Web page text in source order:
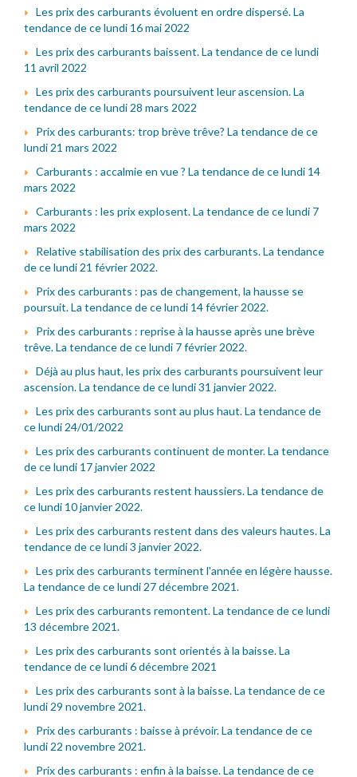
Les prix des carburants évoluent en ordre dispersé. La
tendance de ce lundi 16 mai 2022
Les prix des carburants baissent. La tendance de ce lundi
11 avril 2022
Les prix des carburants poursuivent leur ascension. La
tendance de ce lundi 28 mars 2022
Prix des carburants: trop brève trêve? La tendance de ce
lundi 21 mars 2022
Carburants : accalmie en vue ? La tendance de ce lundi 14
mars 2022
Carburants : les prix explosent. La tendance de ce lundi 7
mars 2022
Relative stabilisation des prix des carburants. La tendance
de ce lundi 21 février 2022.
Prix des carburants : pas de changement, la hausse se
poursuit. La tendance de ce lundi 14 février 2022.
Prix des carburants : reprise à la hausse après une brève
trêve. La tendance de ce lundi 7 février 2022.
Déjà au plus haut, les prix des carburants poursuivent leur
ascension. La tendance de ce lundi 31 janvier 2022.
Les prix des carburants sont au plus haut. La tendance de
ce lundi 24/01/2022
Les prix des carburants continuent de monter. La tendance
de ce lundi 17 janvier 2022
Les prix des carburants restent haussiers. La tendance de
ce lundi 10 janvier 2022.
Les prix des carburants restent dans des valeurs hautes. La
tendance de ce lundi 3 janvier 2022.
Les prix des carburants terminent l'année en légère hausse.
La tendance de ce lundi 27 décembre 2021.
Les prix des carburants remontent. La tendance de ce lundi
13 décembre 2021.
Les prix des carburants sont orientés à la baisse. La
tendance de ce lundi 6 décembre 2021
Les prix des carburants sont à la baisse. La tendance de ce
lundi 29 novembre 2021.
Prix des carburants : baisse à prévoir. La tendance de ce
lundi 22 novembre 2021.
Prix des carburants : enfin à la baisse. La tendance de ce